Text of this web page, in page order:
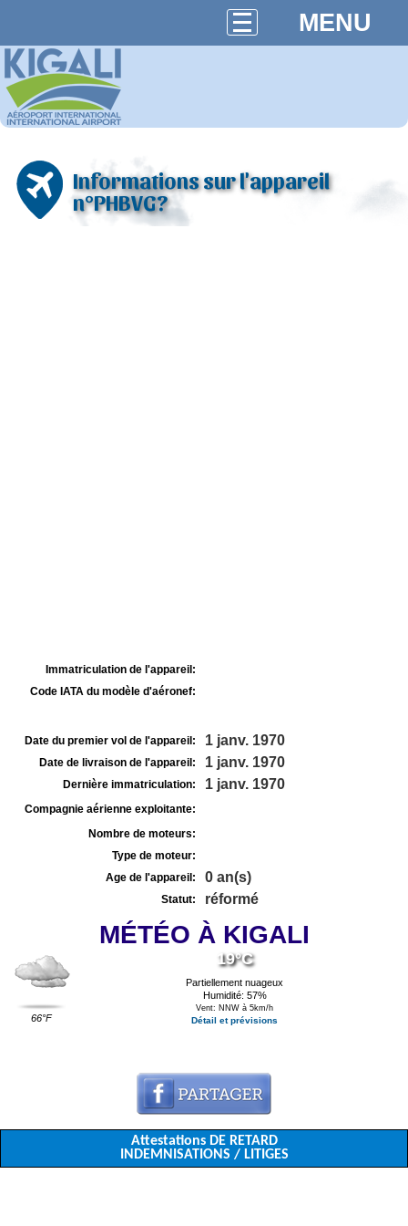
MENU
Informations sur l'appareil
n°PHBVG?
Immatriculation de l'appareil:
Code IATA du modèle d'aéronef:
Date du premier vol de l'appareil: 1 janv. 1970
Date de livraison de l'appareil: 1 janv. 1970
Dernière immatriculation: 1 janv. 1970
Compagnie aérienne exploitante:
Nombre de moteurs:
Type de moteur:
Age de l'appareil:
0 an(s)
Statut: réformé
MÉTÉO À KIGALI
66°F
19°C
Partiellement nuageux
Humidité: 57%
Vent: NNW à 5km/h
Détail et prévisions
Attestations DE RETARD
INDEMNISATIONS / LITIGES